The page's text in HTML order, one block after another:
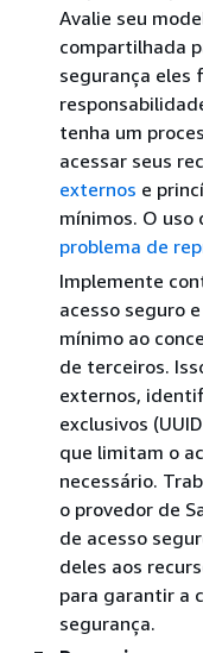
Avalie seu
compartilhada
segurança eles
tenha um
acessar seus
externos e
mínimos. O uso
problema de
Implemente
acesso seguro
mínimo ao
de terceiros.
externos,
exclusivos
que limitam o
necessário.
o provedor de
de acesso
deles aos
para garantir a
segurança.